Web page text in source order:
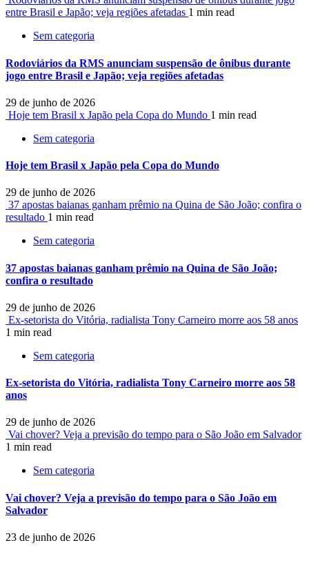
entre Brasil e Japão; veja regiões afetadas 1 min read
Sem categoria
Rodoviários da RMS anunciam suspensão de ônibus durante
jogo entre Brasil e Japão; veja regiões afetadas
29 de junho de 2026
Hoje tem Brasil x Japão pela Copa do Mundo 1 min read
Sem categoria
Hoje tem Brasil x Japão pela Copa do Mundo
29 de junho de 2026
37 apostas baianas ganham prêmio na Quina de São João; confira o
resultado 1 min read
Sem categoria
37 apostas baianas ganham prêmio na Quina de São João;
confira o resultado
29 de junho de 2026
Ex-setorista do Vitória, radialista Tony Carneiro morre aos 58 anos
1 min read
Sem categoria
Ex-setorista do Vitória, radialista Tony Carneiro morre aos 58
anos
29 de junho de 2026
Vai chover? Veja a previsão do tempo para o São João em Salvador
1 min read
Sem categoria
Vai chover? Veja a previsão do tempo para o São João em
Salvador
23 de junho de 2026